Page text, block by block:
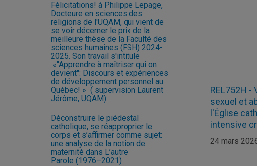
Félicitations! à Philippe Lepage,
Docteure en sciences des
religions de l'UQAM, qui vient de
se voir décerner le prix de la
meilleure thèse de la Faculté des
sciences humaines (FSH) 2024-
2025. Son travail s'intitule
«"Apprendre à maîtriser qui on
devient": Discours et expériences
de développement personnel au
Québec! » ( supervision Laurent
Jérôme, UQAM)
Déconstruire le piédestal
catholique, se réapproprier le
corps et s’affirmer comme sujet:
une analyse de la notion de
maternité dans L’autre
Parole (1976–2021)
REL752H -
sexuel et
l'Église
intensive
24 mars